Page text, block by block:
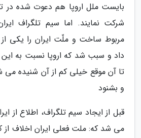
بایست ملل اروپا هم دعوت شده در
شرکت نمایند. اما سیم تلگراف
مربوط ساخت و ملّت ایران را یکی از
داد و سبب شد که اروپا نسبت به این
تا آن موقع خیلی کم از آن شنیده می
و بشنود
قبل از ایجاد سیم تلگراف، اطلاع از
می شد که: ملت فعلی ایران اخلاف از